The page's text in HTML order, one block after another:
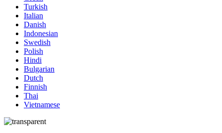
Turkish
Italian
Danish
Indonesian
Swedish
Polish
Hindi
Bulgarian
Dutch
Finnish
Thai
Vietnamese